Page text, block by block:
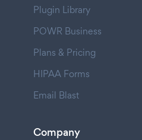
Plugin Library
POWR Business
Plans & Pricing
HIPAA Forms
Email Blast
Company